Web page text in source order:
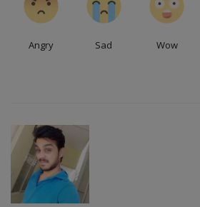
Angry Sad Wow